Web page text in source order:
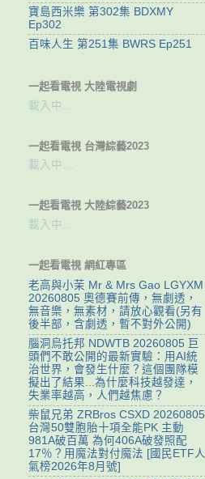
寶島西米樂 第302集 BDXMY
Ep302
百味人生 第251集 BWRS Ep251
一起看電視 大陸電視劇
載入中…
一起看電視 台灣綜藝2023
載入中…
一起看電視 大陸綜藝2023
載入中…
一起看電視 網紅專區
老高與小茉 Mr & Mrs Gao LGYXM
20260805 奧德賽前傳，無劇透，
無音樂，無素材，請放心觀看(另有
後半部，含劇透，暫不對外公開)
腦洞烏托邦 NDWTB 20260805 巨
頭們不敢公開的最新實驗：用AI統
治世界，會發生什麼？這個團隊模
擬出了結果...為什麼科技越發達，
失業率越高，人們越焦慮？
柴鼠兄弟 ZRBros CSXD 20260805
台灣50雙胞胎十項全能PK 主動
981A破百萬 為何406A破發照配
17％？用魔法對付魔法 [國民ETF人
氣榜2026年8月號]